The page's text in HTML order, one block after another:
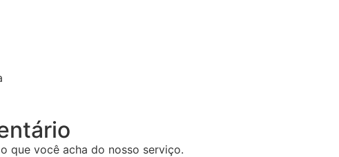
que você acha do nosso serviço.